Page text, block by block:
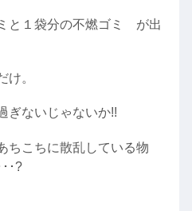
と１袋分の不燃ゴミ が出
け。
ぎないじゃないか!!
ちこちに散乱している物
･?